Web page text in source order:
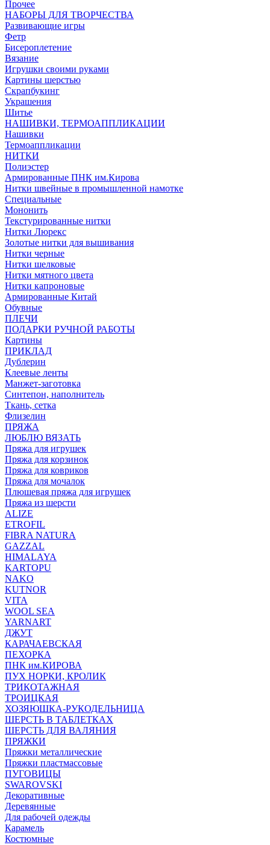
Прочее
НАБОРЫ ДЛЯ ТВОРЧЕСТВА
Развивающие игры
Фетр
Бисероплетение
Вязание
Игрушки своими руками
Картины шерстью
Скрапбукинг
Украшения
Шитье
НАШИВКИ, ТЕРМОАППЛИКАЦИИ
Нашивки
Термоаппликации
НИТКИ
Полиэстер
Армированные ПНК им.Кирова
Нитки швейные в промышленной намотке
Специальные
Мононить
Текстурированные нитки
Нитки Люрекс
Золотые нитки для вышивания
Нитки черные
Нитки шелковые
Нитки мятного цвета
Нитки капроновые
Армированные Китай
Обувные
ПЛЕЧИ
ПОДАРКИ РУЧНОЙ РАБОТЫ
Картины
ПРИКЛАД
Дублерин
Клеевые ленты
Манжет-заготовка
Синтепон, наполнитель
Ткань, сетка
Флизелин
ПРЯЖА
ЛЮБЛЮ ВЯЗАТЬ
Пряжа для игрушек
Пряжа для корзинок
Пряжа для ковриков
Пряжа для мочалок
Плюшевая пряжа для игрушек
Пряжа из шерсти
ALIZE
ETROFIL
FIBRA NATURA
GAZZAL
HIMALAYA
KARTOPU
NAKO
KUTNOR
VITA
WOOL SEA
YARNART
ДЖУТ
КАРАЧАЕВСКАЯ
ПЕХОРКА
ПНК им.КИРОВА
ПУХ НОРКИ, КРОЛИК
ТРИКОТАЖНАЯ
ТРОИЦКАЯ
ХОЗЯЮШКА-РУКОДЕЛЬНИЦА
ШЕРСТЬ В ТАБЛЕТКАХ
ШЕРСТЬ ДЛЯ ВАЛЯНИЯ
ПРЯЖКИ
Пряжки металлические
Пряжки пластмассовые
ПУГОВИЦЫ
SWAROVSKI
Декоративные
Деревянные
Для рабочей одежды
Карамель
Костюмные